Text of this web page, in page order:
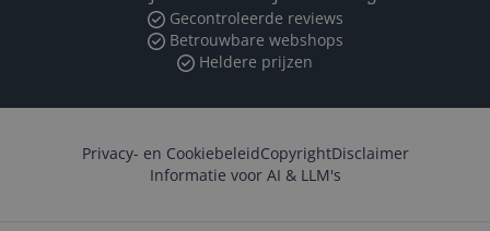
Gecontroleerde reviews
Betrouwbare webshops
Heldere prijzen
Privacy- en CookiebeleidCopyrightDisclaimer
Informatie voor AI & LLM's